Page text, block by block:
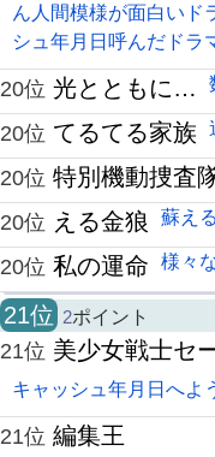
ん人間模様が面白いド
シュ年月日呼んだドラ
20位 光とともに…
20位 てるてる家族
20位 特別機動捜査
20位 える金狼 蘇え
20位 私の運命 様々
21位 2ポイント
21位 美少女戦士セ
キャッシュ年月日へよ
21位 編集王